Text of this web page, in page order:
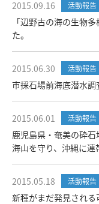
2015.09.16 活動報告
「辺野古の海の生物
た。
2015.06.30 活動報告
市採石場前海底潜水調
2015.06.01 活動報告
鹿児島県・奄美の砕
海山を守り、沖縄に連
2015.05.18 活動報告
新種がまだ発見され